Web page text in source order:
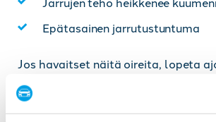
Epätasainen jarrutustuntuma
Jos havaitset näitä oireita, lopeta
ja ota yhteyttä ammattilaiseen
Jarrujen toimintahäiriöt ovat aina